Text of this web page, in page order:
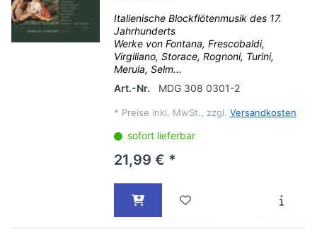
Italienische Blockflötenmusik des 17.
Jahrhunderts
Werke von Fontana, Frescobaldi,
Virgiliano, Storace, Rognoni, Turini,
Merula, Selm...
Art.-Nr.
MDG 308 0301-2
* Preise inkl. MwSt., zzgl. Versandkosten
sofort lieferbar
21,99 € *